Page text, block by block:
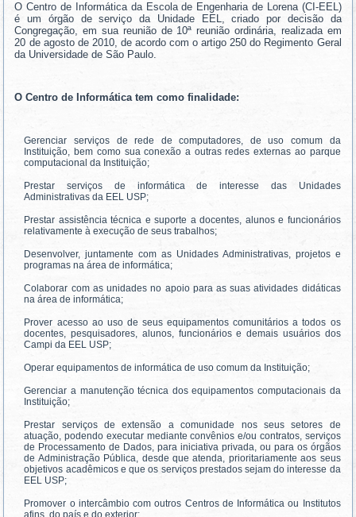
O Centro de Informática da Escola de Engenharia de Lorena (CI-EEL)
é um órgão de serviço da Unidade EEL, criado por decisão da
Congregação, em sua reunião de 10ª reunião ordinária, realizada em
20 de agosto de 2010, de acordo com o artigo 250 do Regimento Geral
da Universidade de São Paulo.
O Centro de Informática tem como finalidade:
Gerenciar serviços de rede de computadores, de uso comum da
Instituição, bem como sua conexão a outras redes externas ao parque
computacional da Instituição;
Prestar serviços de informática de interesse das Unidades
Administrativas da EEL USP;
Prestar assistência técnica e suporte a docentes, alunos e funcionários
relativamente à execução de seus trabalhos;
Desenvolver, juntamente com as Unidades Administrativas, projetos e
programas na área de informática;
Colaborar com as unidades no apoio para as suas atividades didáticas
na área de informática;
Prover acesso ao uso de seus equipamentos comunitários a todos os
docentes, pesquisadores, alunos, funcionários e demais usuários dos
Campi da EEL USP;
Operar equipamentos de informática de uso comum da Instituição;
Gerenciar a manutenção técnica dos equipamentos computacionais da
Instituição;
Prestar serviços de extensão a comunidade nos seus setores de
atuação, podendo executar mediante convênios e/ou contratos, serviços
de Processamento de Dados, para iniciativa privada, ou para os órgãos
de Administração Pública, desde que atenda, prioritariamente aos seus
objetivos acadêmicos e que os serviços prestados sejam do interesse da
EEL USP;
Promover o intercâmbio com outros Centros de Informática ou Institutos
afins, do país e do exterior;